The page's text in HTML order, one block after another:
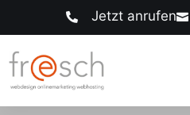
 Jetzt anrufen